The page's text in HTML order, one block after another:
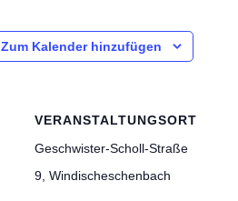
Zum Kalender hinzufügen
VERANSTALTUNGSORT
Geschwister-Scholl-Straße
9, Windischeschenbach